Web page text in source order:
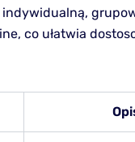
co ułatwia